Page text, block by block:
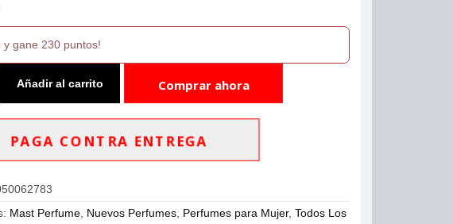
y gane 230 puntos!
Añadir al carrito Comprar ahora
PAGA CONTRA ENTREGA
Mast Perfume Nuevos Perfumes Perfumes para Mujer,Todos Los